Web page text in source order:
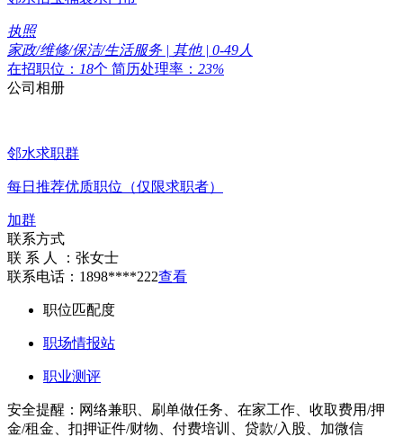
执照
家政/维修/保洁/生活服务 | 其他 | 0-49人
在招职位： 18个 简历处理率： 23%
公司相册
邻水求职群
每日推荐优质职位（仅限求职者）
加群
联系方式
联 系 人 ： 张女士
联系电话： 1898****222查看
职位匹配度
职场情报站
职业测评
安全提醒：网络兼职、刷单做任务、在家工作、收取费用/押
金/租金、扣押证件/财物、付费培训、贷款/入股、加微信